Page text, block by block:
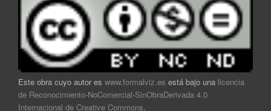
Este obra cuyo autor es www.formalviz.es está bajo una licencia
de Reconocimiento-NoComercial-SinObraDerivada 4.0
Internacional de Creative Commons.